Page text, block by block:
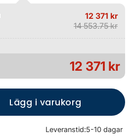
12 371 kr
14 553.75 kr
12 371 kr
Lägg i varukorg
Leveranstid:5-10 dagar